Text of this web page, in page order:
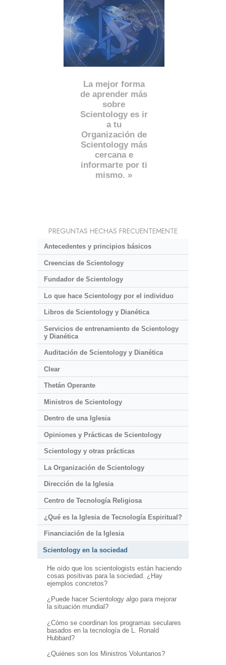
La mejor forma
de aprender más
sobre
Scientology es ir
a tu
Organización de
Scientology más
cercana e
informarte por ti
mismo. »
PREGUNTAS HECHAS FRECUENTEMENTE
Antecedentes y principios básicos
Creencias de Scientology
Fundador de Scientology
Lo que hace Scientology por el individuo
Libros de Scientology y Dianética
Servicios de entrenamiento de Scientology
y Dianética
Auditación de Scientology y Dianética
Clear
Thetán Operante
Ministros de Scientology
Dentro de una Iglesia
Opiniones y Prácticas de Scientology
Scientology y otras prácticas
La Organización de Scientology
Dirección de la Iglesia
Centro de Tecnología Religiosa
¿Qué es la Iglesia de Tecnología Espiritual?
Financiación de la Iglesia
Scientology en la sociedad
He oído que los scientologists están haciendo
cosas positivas para la sociedad. ¿Hay
ejemplos concretos?
¿Puede hacer Scientology algo para mejorar
la situación mundial?
¿Cómo se coordinan los programas seculares
basados en la tecnología de L. Ronald
Hubbard?
¿Quiénes son los Ministros Voluntarios?